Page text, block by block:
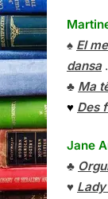
♠ El
dansa.
♣ Ma
♥ Des
Jane
♣
♥